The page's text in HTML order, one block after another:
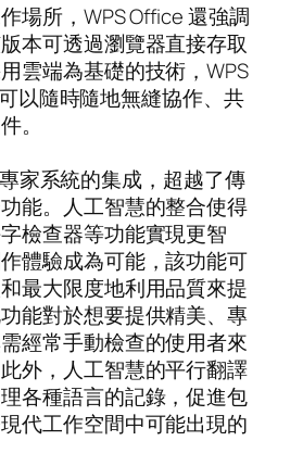
場所，WPS Office 還強調
本可透過瀏覽器直接存取
雲端為基礎的技術，WPS
以隨時隨地無縫協作、共
。
家系統的集成，超越了傳
能。人工智慧的整合使得
檢查器等功能實現更智
體驗成為可能，該功能可
最大限度地利用品質來提
能對於想要提供精美、專
經常手動檢查的使用者來
外，人工智慧的平行翻譯
各種語言的記錄，促進包
代工作空間中可能出現的